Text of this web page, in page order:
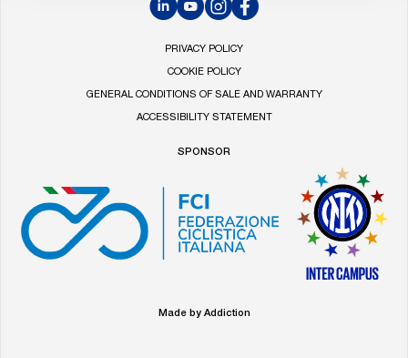
LinkedInYouTubeInstagramFacebook
PRIVACY POLICY
COOKIE POLICY
GENERAL CONDITIONS OF SALE AND WARRANTY
ACCESSIBILITY STATEMENT
SPONSOR
Made by Addiction